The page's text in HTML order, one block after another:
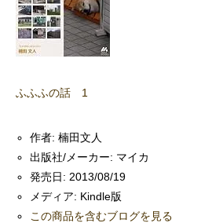
ふふふの話 1
作者: 楠田文人
出版社/メーカー: マイカ
発売日: 2013/08/19
メディア: Kindle版
この商品を含むブログを見る